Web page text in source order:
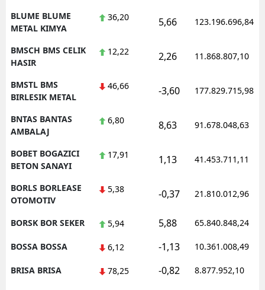
BLUME BLUME
METAL KIMYA
36,20 5,66 123.196.696,84
BMSCH BMS CELIK
HASIR
12,22 2,26 11.868.807,10
BMSTL BMS
BIRLESIK METAL
46,66 -3,60 177.829.715,98
BNTAS BANTAS
AMBALAJ
6,80 8,63 91.678.048,63
BOBET BOGAZICI
BETON SANAYI
17,91 1,13 41.453.711,11
BORLS BORLEASE
OTOMOTIV
5,38 -0,37 21.810.012,96
BORSK BOR SEKER 5,94 5,88 65.840.848,24
BOSSA BOSSA 6,12 -1,13 10.361.008,49
BRISA BRISA 78,25 -0,82 8.877.952,10